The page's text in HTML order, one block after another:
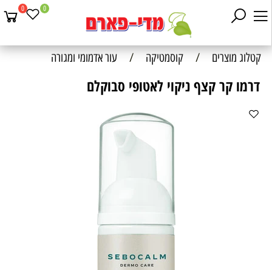
0 0
קטלוג מוצרים / קוסמטיקה / עור אדמומי ומגורה
דרמו קר קצף ניקוי לאטופי סבוקלם